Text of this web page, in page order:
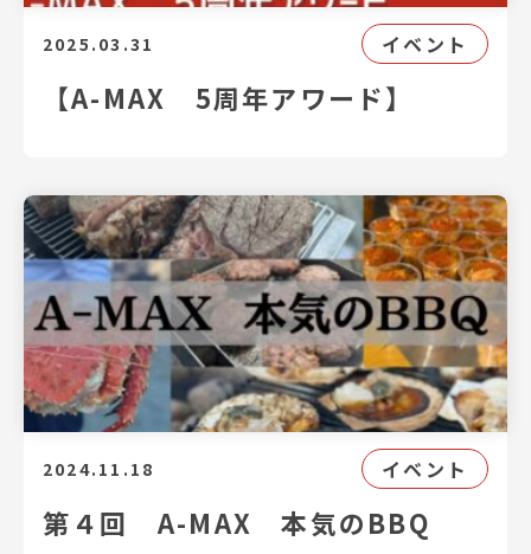
2025.03.31 イベント
【A-MAX 5周年アワード】
2024.11.18 イベント
第４回 A-MAX 本気のBBQ